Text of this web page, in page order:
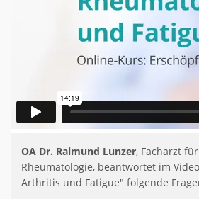
OA Dr. Raimund Lunzer, Facharzt
Rheumatologie, beantwortet im
Arthritis und Fatigue" folgende